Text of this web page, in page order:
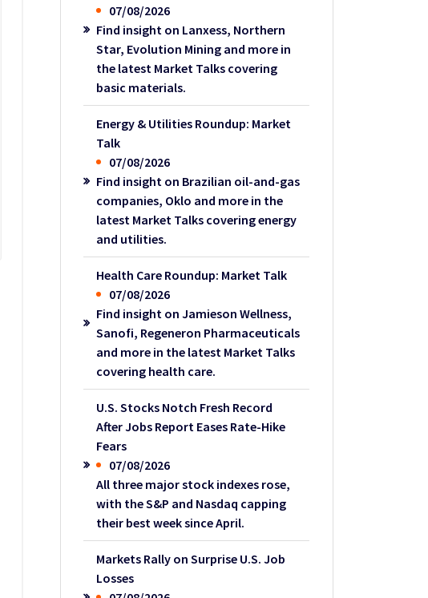
07/08/2026
Find insight on Lanxess, Northern
Star, Evolution Mining and more in
the latest Market Talks covering
basic materials.
Energy & Utilities Roundup: Market
Talk
07/08/2026
Find insight on Brazilian oil-and-gas
companies, Oklo and more in the
latest Market Talks covering energy
and utilities.
Health Care Roundup: Market Talk
07/08/2026
Find insight on Jamieson Wellness,
Sanofi, Regeneron Pharmaceuticals
and more in the latest Market Talks
covering health care.
U.S. Stocks Notch Fresh Record
After Jobs Report Eases Rate-Hike
Fears
07/08/2026
All three major stock indexes rose,
with the S&P and Nasdaq capping
their best week since April.
Markets Rally on Surprise U.S. Job
Losses